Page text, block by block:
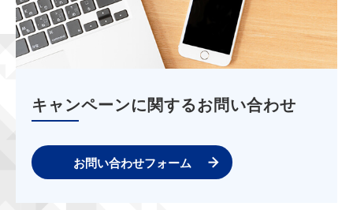
キャンペーンに関するお問い合わせ
お問い合わせフォーム